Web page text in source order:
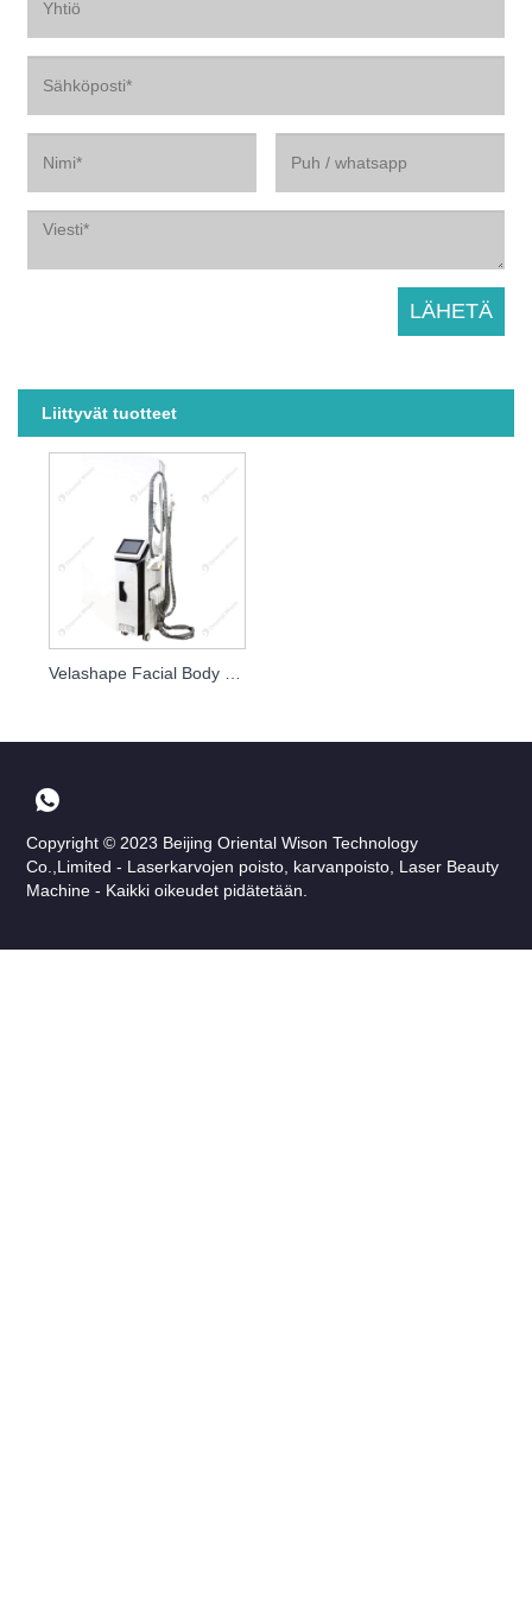
Liittyvät tuotteet
Velashape Facial Body Sculpt RF Vacuum Kavitation Body Hohentava
Copyright © 2023 Beijing Oriental Wison Technology
Co.,Limited - Laserkarvojen poisto, karvanpoisto, Laser Beauty
Machine - Kaikki oikeudet pidätetään.